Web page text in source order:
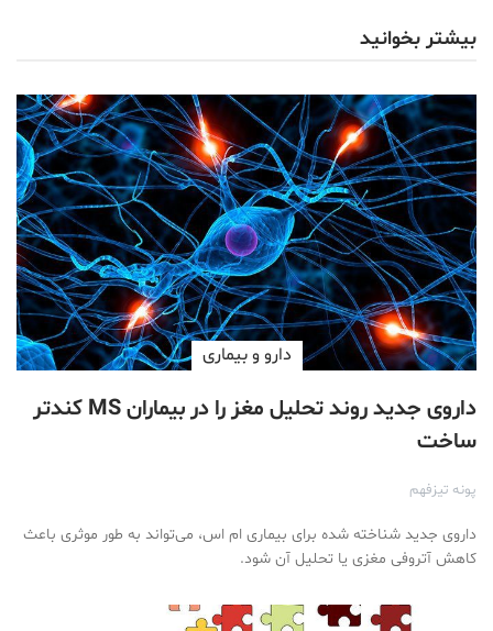
بیشتر بخوانید
دارو‌ و بیماری
داروی جدید روند تحلیل مغز را در بیماران MS کندتر
ساخت
پونه تیزفهم
داروی جدید شناخته شده برای بیماری ام اس، می‌تواند به طور موثری باعث
کاهش آتروفی مغزی یا تحلیل آن شود.